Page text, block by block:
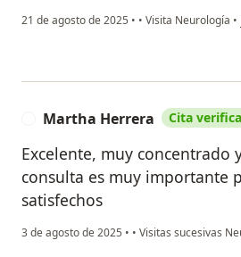
21 de agosto de 2025 • • Visita Neurología •
Martha Herrera Cita
Excelente, muy concentrado
consulta es muy importante
satisfechos
3 de agosto de 2025 • • Visitas sucesivas